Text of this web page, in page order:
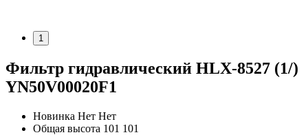
1
Фильтр гидравлический HLX-8527 (1/)
YN50V00020F1
Новинка Нет Нет
Общая высота 101 101